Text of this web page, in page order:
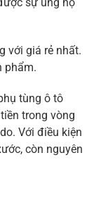
với giá rẻ nhất.
phẩm.
tùng ô tô
trong vòng
Với điều kiện
còn nguyên